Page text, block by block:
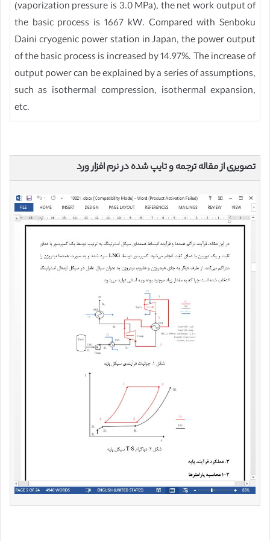
(vaporization pressure is 3.0 MPa), the net work output of
the basic process is 1667 kW. Compared with Senboku
Daini cryogenic power station in Japan, the power output
of the basic process is increased by 14.97%. The increase of
output power can be explained by a series of assumptions,
such as isothermal compression, isothermal expansion,
etc.
تصویری از مقاله ترجمه و تایپ شده در نرم افزار ورد